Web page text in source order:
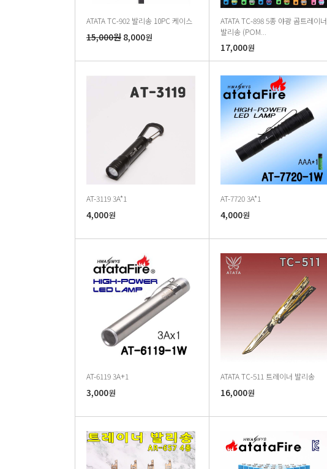
ATATA TC-902 발리송 10PC 케이스
15,000원 8,000원
ATATA TC-898 5종 야광 곰트레이너
발리송 (POM...
17,000원
AT-3119 3A*1
4,000원
AT-7720 3A*1
4,000원
AT-6119 3A+1
3,000원
ATATA TC-511 트레이너 발리송
16,000원